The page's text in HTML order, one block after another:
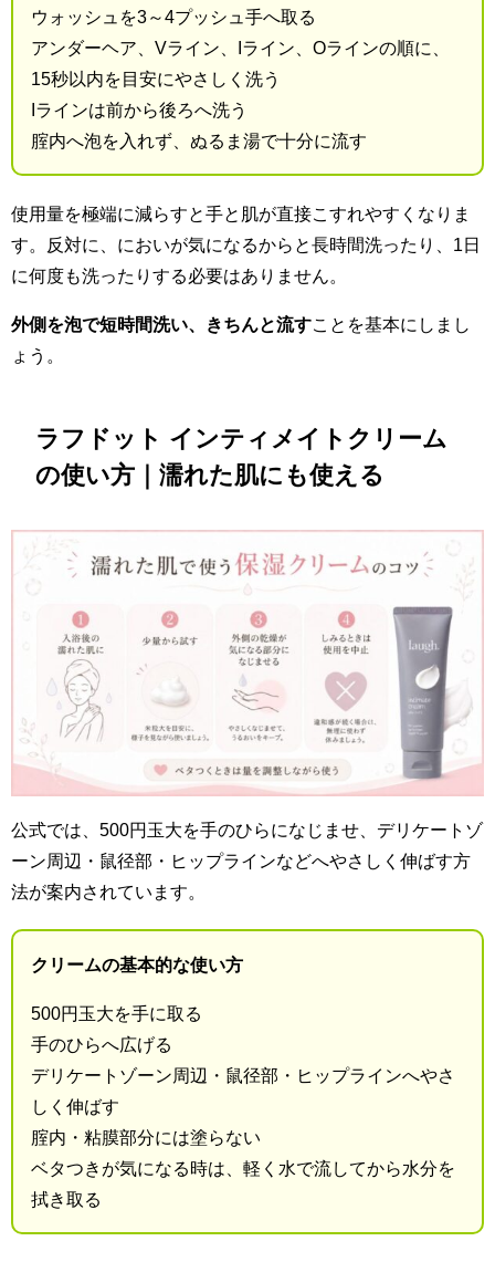
ウォッシュを3～4プッシュ手へ取る
アンダーヘア、Vライン、Iライン、Oラインの順に、
15秒以内を目安にやさしく洗う
Iラインは前から後ろへ洗う
腟内へ泡を入れず、ぬるま湯で十分に流す
使用量を極端に減らすと手と肌が直接こすれやすくなりま
す。反対に、においが気になるからと長時間洗ったり、1日
に何度も洗ったりする必要はありません。
外側を泡で短時間洗い、きちんと流す ことを基本にしまし
ょう。
ラフドット インティメイトクリーム
の使い方｜濡れた肌にも使える
公式では、500円玉大を手のひらになじませ、デリケートゾ
ーン周辺・鼠径部・ヒップラインなどへやさしく伸ばす方
法が案内されています。
クリームの基本的な使い方
500円玉大を手に取る
手のひらへ広げる
デリケートゾーン周辺・鼠径部・ヒップラインへやさ
しく伸ばす
腟内・粘膜部分には塗らない
ベタつきが気になる時は、軽く水で流してから水分を
拭き取る